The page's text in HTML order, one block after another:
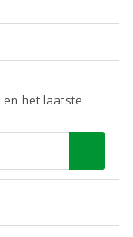
het laatste